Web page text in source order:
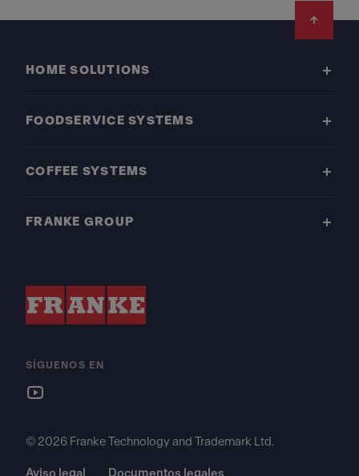
HOME SOLUTIONS
FOODSERVICE SYSTEMS
COFFEE SYSTEMS
FRANKE GROUP
SÍGUENOS EN
© 2026 Franke Technology and Trademark Ltd.
Aviso legal Documentos legales